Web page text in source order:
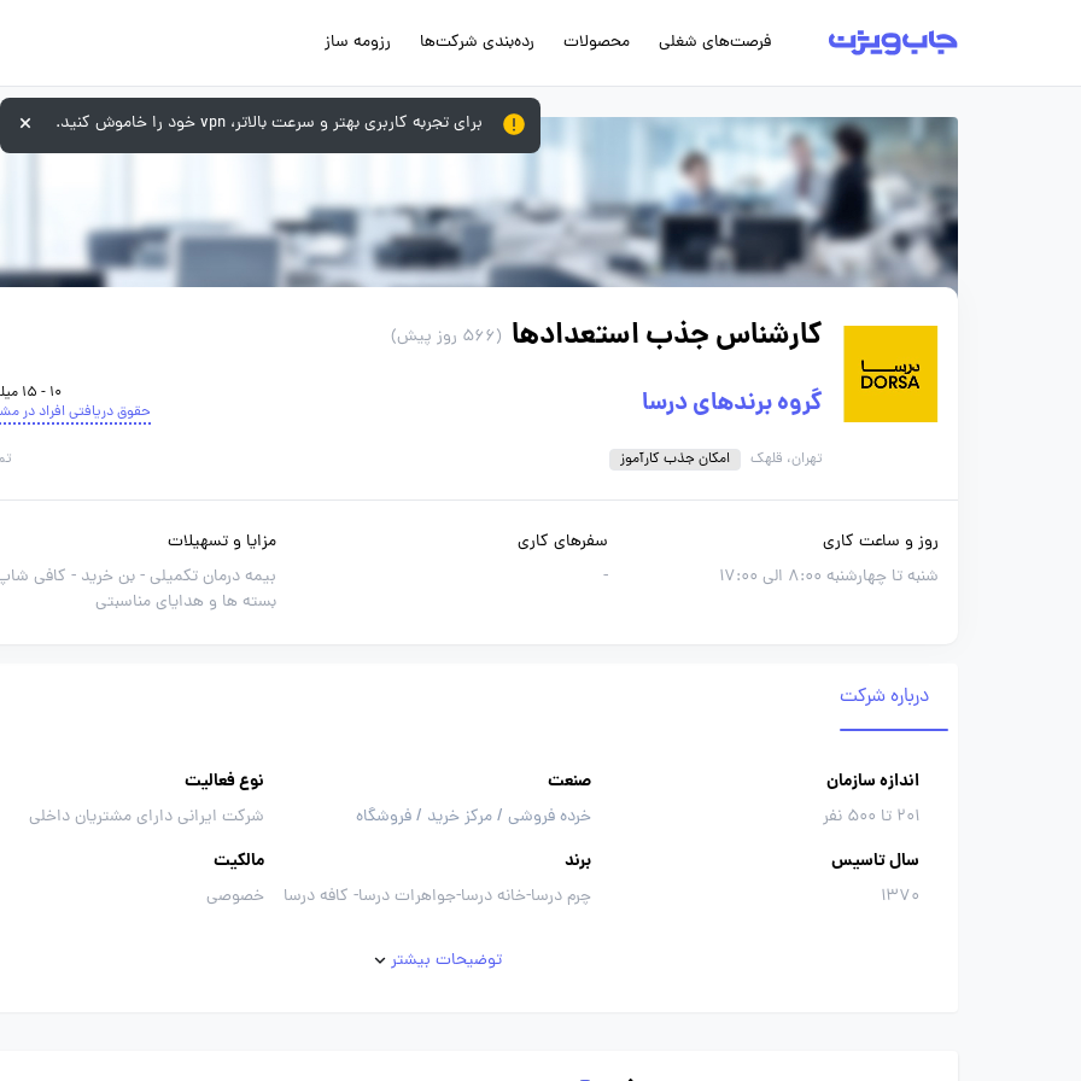
فرصت‌های شغلی محصولات رده‌بندی شرکت‌ها رزومه ساز
کارشناس جذب استعدادها (566 روز پیش)
گروه برندهای درسا
10 - 15 میلیون تومان
حقوق دریافتی افراد در
تهران، قلهک امکان جذب کارآموز
روز و ساعت کاری
شنبه تا چهارشنبه 8:00 الی 17:00
سفرهای کاری
-
مزایا و تسهیلات
بیمه درمان تکمیلی - بن خرید - کافی
بسته ها و هدایای مناسبتی
درباره شرکت
اندازه سازمان
201 تا 500 نفر
صنعت
خرده فروشی / مرکز خرید / فروشگاه
نوع فعالیت
شرکت ایرانی دارای مشتریان داخلی
سال تاسیس
1370
برند
چرم درسا-خانه درسا-جواهرات درسا- کافه درسا
مالکیت
خصوصی
توضیحات بیشتر
برای تجربه کاربری بهتر و سرعت بالاتر، vpn خود را خاموش کنید.